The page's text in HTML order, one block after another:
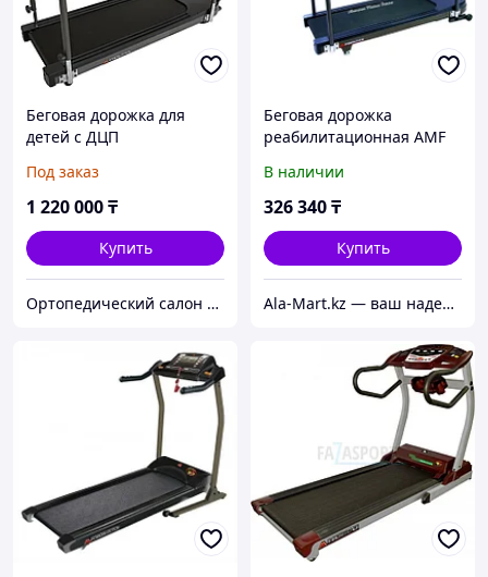
Беговая дорожка для
детей с ДЦП
8612R
Под заказ
1 220 000₸
Купить
Ортопедический салон "Здоровый дом"
Беговая дорожка
реабилитационная AMF
В наличии
326 340₸
Купить
Ala-Mart.kz — ваш надежный партнер в мире качественных товаров.